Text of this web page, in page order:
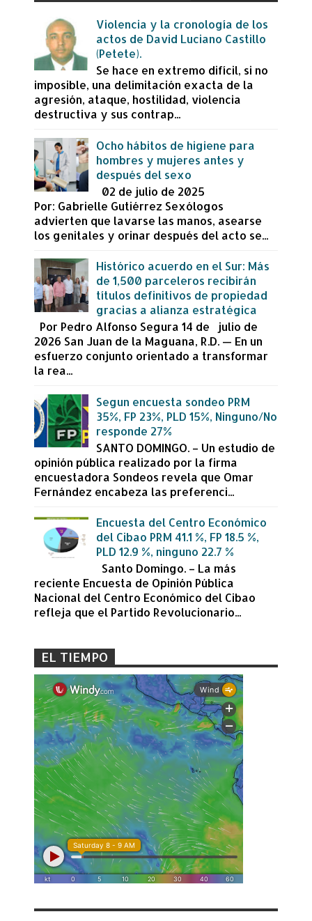
Violencia y la cronología de los
actos de David Luciano Castillo
(Petete).
Se hace en extremo difícil, si no
imposible, una delimitación exacta de la
agresión, ataque, hostilidad, violencia
destructiva y sus contrap...
Ocho hábitos de higiene para
hombres y mujeres antes y
después del sexo
02 de julio de 2025
Por: Gabrielle Gutiérrez Sexólogos
advierten que lavarse las manos, asearse
los genitales y orinar después del acto se...
Histórico acuerdo en el Sur: Más
de 1,500 parceleros recibirán
títulos definitivos de propiedad
gracias a alianza estratégica
Por Pedro Alfonso Segura 14 de julio de
2026 San Juan de la Maguana, R.D. — En un
esfuerzo conjunto orientado a transformar
la rea...
Segun encuesta sondeo PRM
35%, FP 23%, PLD 15%, Ninguno/No
responde 27%
SANTO DOMINGO. – Un estudio de
opinión pública realizado por la firma
encuestadora Sondeos revela que Omar
Fernández encabeza las preferenci...
Encuesta del Centro Económico
del Cibao PRM 41.1 %, FP 18.5 %,
PLD 12.9 %, ninguno 22.7 %
Santo Domingo. – La más
reciente Encuesta de Opinión Pública
Nacional del Centro Económico del Cibao
refleja que el Partido Revolucionario...
EL TIEMPO